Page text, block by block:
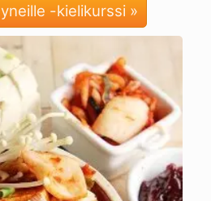
-kielikurssi »